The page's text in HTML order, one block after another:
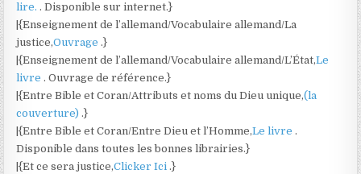
lire.. Disponible sur internet.}
|{Enseignement de l’allemand/Vocabulaire allemand/La
justice,Ouvrage.}
|{Enseignement de l’allemand/Vocabulaire allemand/L’État,Le
livre. Ouvrage de référence.}
|{Entre Bible et Coran/Attributs et noms du Dieu unique,(la
couverture).}
|{Entre Bible et Coran/Entre Dieu et l’Homme,Le livre.
Disponible dans toutes les bonnes librairies.}
|{Et ce sera justice,Clicker Ici.}